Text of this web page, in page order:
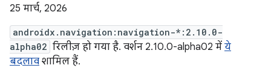
25 मार्च, 2026
androidx.navigation:navigation-*:2.10.0-
alpha02 रिलीज़ हो गया है. वर्शन 2.10.0-alpha02 में ये
बदलाव शामिल हैं.